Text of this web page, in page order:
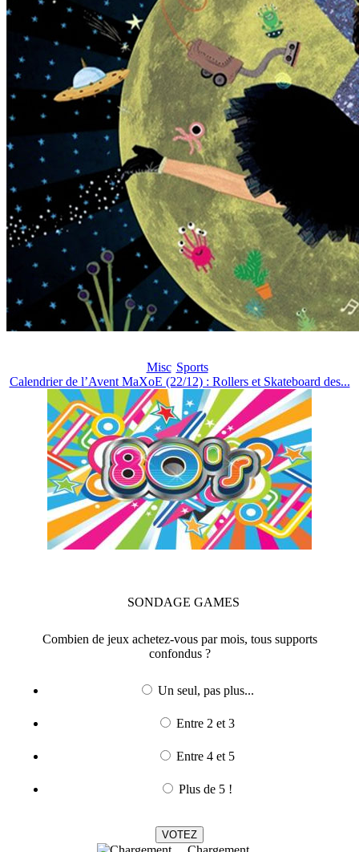
Misc Sports
Calendrier de l’Avent MaXoE (22/12) : Rollers et Skateboard des...
SONDAGE GAMES
Combien de jeux achetez-vous par mois, tous supports
confondus ?
Un seul, pas plus...
Entre 2 et 3
Entre 4 et 5
Plus de 5 !